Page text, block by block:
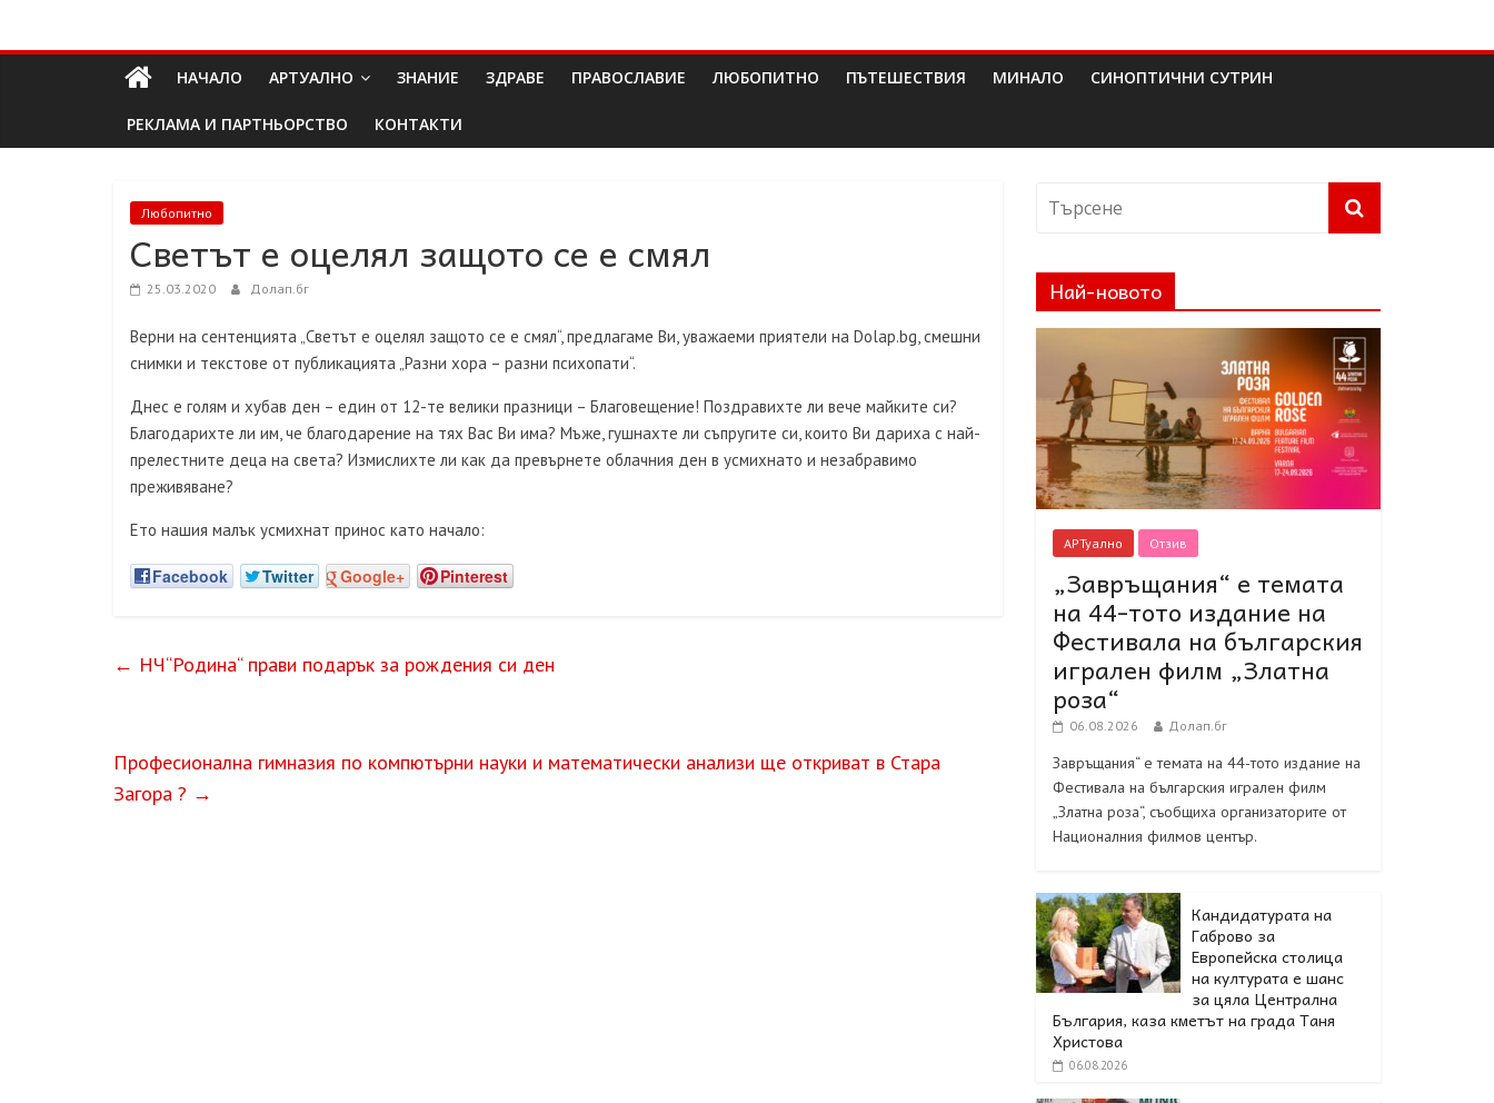
Долап
БГ
пътешествия|
мода|
събития|
кухня|
минало|
НАЧАЛО АРТУАЛНО ЗНАНИЕ ЗДРАВЕ ПРАВОСЛАВИЕ ЛЮБОПИТНО ПЪТЕШЕСТВИЯ МИНАЛО СИНОПТИЧНИ СУТРИН
РЕКЛАМА И ПАРТНЬОРСТВО КОНТАКТИ
Любопитно
Светът е оцелял защото се е смял
25.03.2020 Долап.бг
Верни на сентенцията „Светът е оцелял защото се е смял“, предлагаме Ви, уважаеми приятели на Dolap.bg,смешни
снимки и текстове от публикацията „Разни хора – разни психопати“.
Днес е голям и хубав ден – един от 12-те велики празници – Благовещение! Поздравихте ли вече майките си?
Благодарихте ли им, че благодарение на тях Вас Ви има? Мъже, гушнахте ли съпругите си, които Ви дариха с най-
прелестните деца на света? Измислихте ли как да превърнете облачния ден в усмихнато и незабравимо
преживяване?
Ето нашия малък усмихнат принос като начало:
Facebook Twitter Google+ Pinterest
← НЧ“Родина“ прави подарък за рождения си ден
Професионална гимназия по компютърни науки и математически анализи ще откриват в Стара
Загора ? →
Най-новото
АРТуално Отзив
„Завръщания“ е темата
на 44-тото издание на
Фестивала на българския
игрален филм „Златна
роза“
06.08.2026 Долап.бг
Завръщания“ е темата на 44-тото издание на
Фестивала на българския игрален филм
„Златна роза“, съобщиха организаторите от
Националния филмов център.
Кандидатурата на
Габрово за
Европейска столица
на културата е шанс
за цяла Централна
България, каза кметът на града Таня
Христова
06.08.2026